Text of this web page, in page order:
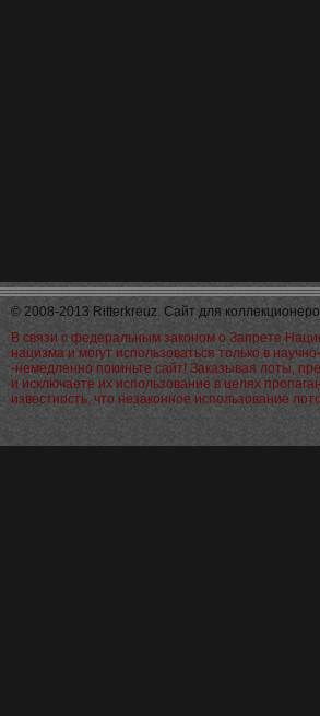
© 2008-2013 Ritterkreuz. Сайт для
В связи с федеральным законом о Запрете
нацизма и могут использоваться только в
-немедленно покиньте сайт! Заказывая лоты,
и исключаете их использование в целях
известность, что незаконное использование